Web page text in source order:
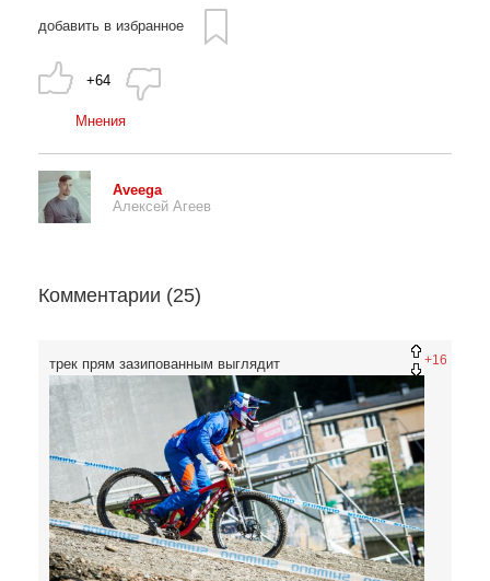
добавить в избранное
+64
Мнения
Aveega
Алексей Агеев
Комментарии (25)
+16
трек прям зазипованным выглядит